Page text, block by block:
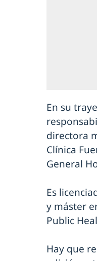
En su
directora
Clínica
General
Es
y máster
Public
Hay que